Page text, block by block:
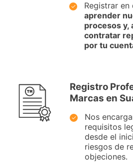
Registrar
aprender
procesos y,
contratar
por tu
Registro
Marcas en
Nos
requisitos
desde el
riesgos de
objeciones.